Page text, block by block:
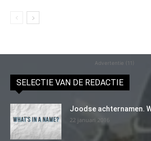
Advertentie (11)
SELECTIE VAN DE REDACTIE
Joodse achternamen.
22 januari 2016